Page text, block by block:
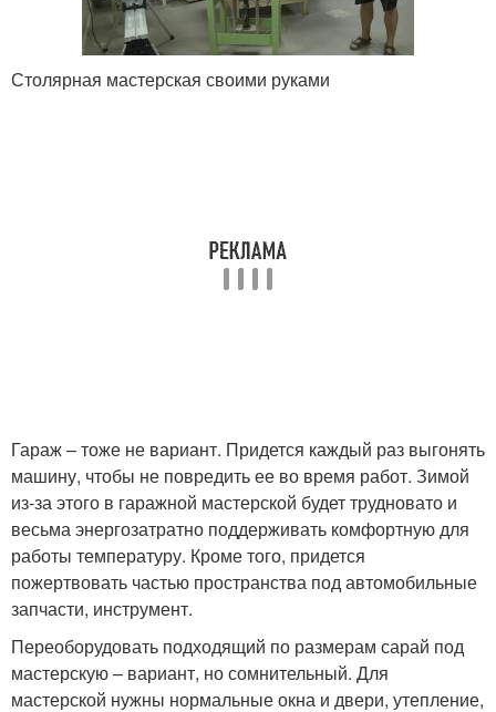
Столярная мастерская своими руками
Гараж – тоже не вариант. Придется каждый раз выгонять
машину, чтобы не повредить ее во время работ. Зимой
из-за этого в гаражной мастерской будет трудновато и
весьма энергозатратно поддерживать комфортную для
работы температуру. Кроме того, придется
пожертвовать частью пространства под автомобильные
запчасти, инструмент.
Переоборудовать подходящий по размерам сарай под
мастерскую – вариант, но сомнительный. Для
мастерской нужны нормальные окна и двери, утепление,